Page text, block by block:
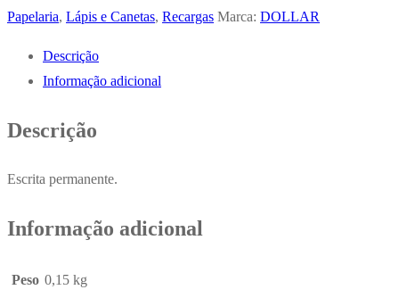
Tinta
(Escrita
Papelaria, Lápis e Canetas, Recargas Marca: DOLLAR
Descrição
Informação adicional
Descrição
Escrita permanente.
Informação adicional
Peso 0,15 kg